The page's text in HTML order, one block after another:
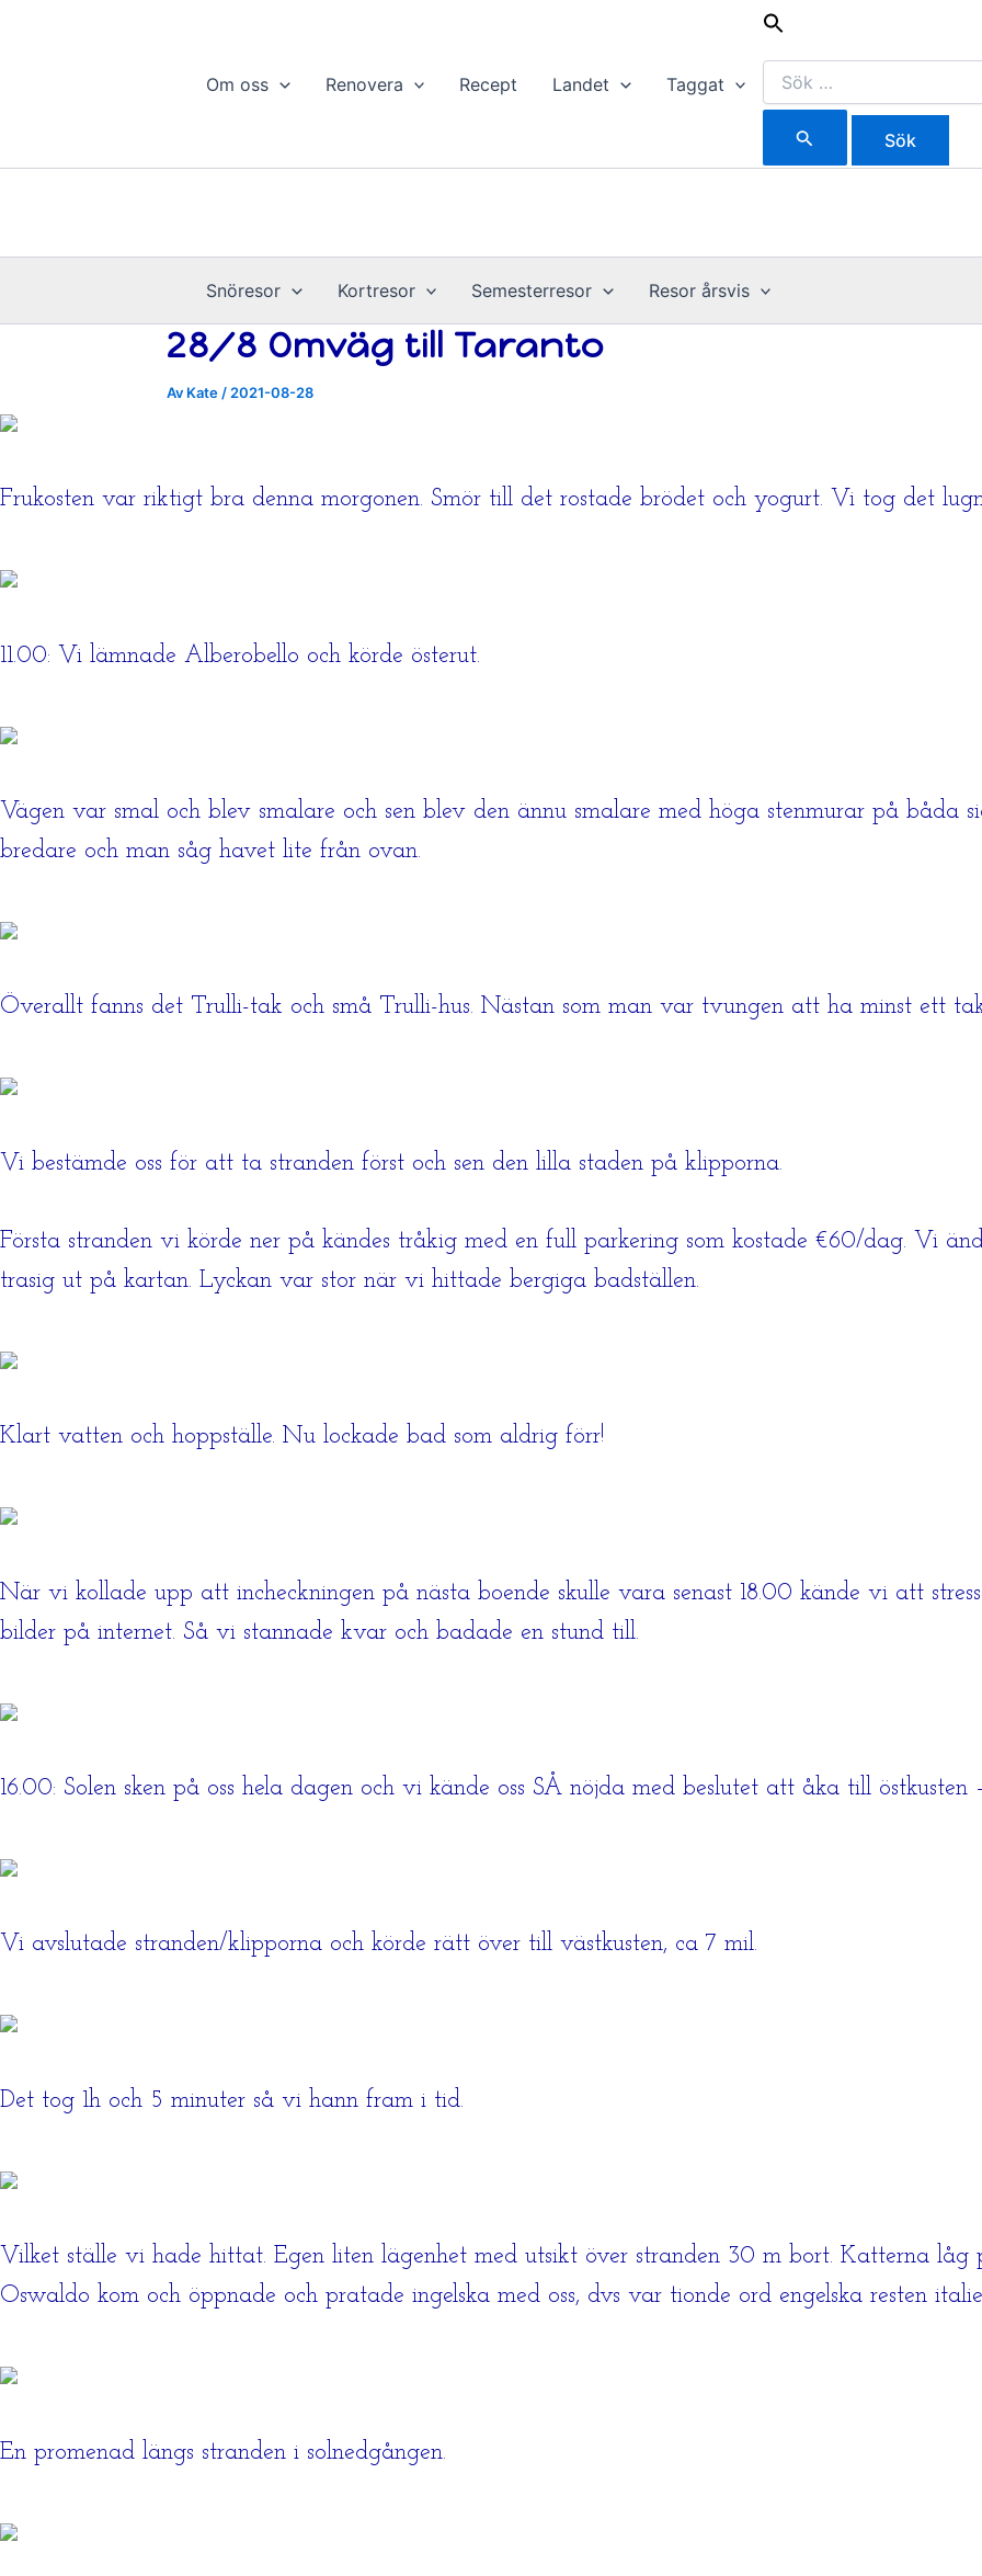
Om oss Renovera Recept Landet Taggat
Sök
efter:
Snöresor Kortresor Semesterresor Resor årsvis
28/8 Omväg till Taranto
Av Kate / 2021-08-28
Frukosten var riktigt bra denna morgonen. Smör till det rostade brödet och yogurt. Vi tog det
11.00: Vi lämnade Alberobello och körde österut.
Vägen var smal och blev smalare och sen blev den ännu smalare med höga stenmurar på båda
bredare och man såg havet lite från ovan.
Överallt fanns det Trulli-tak och små Trulli-hus. Nästan som man var tvungen att ha minst ett
Vi bestämde oss för att ta stranden först och sen den lilla staden på klipporna.
Första stranden vi körde ner på kändes tråkig med en full parkering som kostade €60/dag. Vi
trasig ut på kartan. Lyckan var stor när vi hittade bergiga badställen.
Klart vatten och hoppställe. Nu lockade bad som aldrig förr!
När vi kollade upp att incheckningen på nästa boende skulle vara senast 18.00 kände vi att
bilder på internet. Så vi stannade kvar och badade en stund till.
16.00: Solen sken på oss hela dagen och vi kände oss SÅ nöjda med beslutet att åka till östkusten
Vi avslutade stranden/klipporna och körde rätt över till västkusten, ca 7 mil.
Det tog 1h och 5 minuter så vi hann fram i tid.
Vilket ställe vi hade hittat. Egen liten lägenhet med utsikt över stranden 30 m bort. Katterna
Oswaldo kom och öppnade och pratade ingelska med oss, dvs var tionde ord engelska resten
En promenad längs stranden i solnedgången.